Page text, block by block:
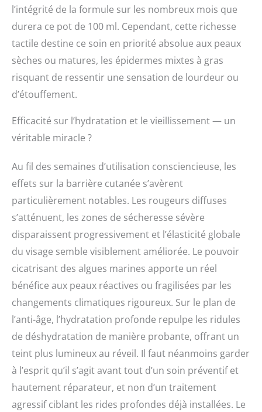
l’intégrité de la formule sur les nombreux mois que
durera ce pot de 100 ml. Cependant, cette richesse
tactile destine ce soin en priorité absolue aux peaux
sèches ou matures, les épidermes mixtes à gras
risquant de ressentir une sensation de lourdeur ou
d’étouffement.
Efficacité sur l’hydratation et le vieillissement — un
véritable miracle ?
Au fil des semaines d’utilisation consciencieuse, les
effets sur la barrière cutanée s’avèrent
particulièrement notables. Les rougeurs diffuses
s’atténuent, les zones de sécheresse sévère
disparaissent progressivement et l’élasticité globale
du visage semble visiblement améliorée. Le pouvoir
cicatrisant des algues marines apporte un réel
bénéfice aux peaux réactives ou fragilisées par les
changements climatiques rigoureux. Sur le plan de
l’anti-âge, l’hydratation profonde repulpe les ridules
de déshydratation de manière probante, offrant un
teint plus lumineux au réveil. Il faut néanmoins garder
à l’esprit qu’il s’agit avant tout d’un soin préventif et
hautement réparateur, et non d’un traitement
agressif ciblant les rides profondes déjà installées. Le